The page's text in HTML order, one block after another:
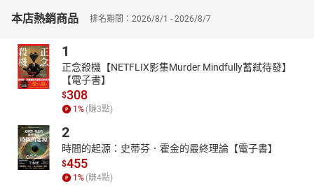
本店熱銷商品 排名期間：2026/8/1 - 2026/8/7
1
正念殺機【NETFLIX影集Murder Mindfully蓄弒待發】
【電子書】
$308
1% (賺3點)
2
時間的起源：史蒂芬．霍金的最終理論【電子書】
$455
1% (賺4點)